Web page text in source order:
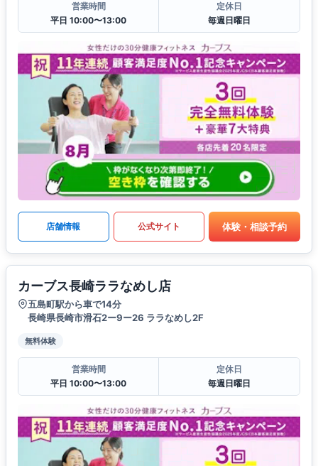
営業時間
平日 10:00〜13:00
定休日
毎週日曜日
店舗情報 公式サイト 体験・相談予約
カーブス長崎ララなめし店
五島町駅から車で14分
長崎県長崎市滑石2ー9ー26 ララなめし2F
無料体験
営業時間
平日 10:00〜13:00
定休日
毎週日曜日